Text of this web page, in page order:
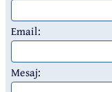
Email:
Mesaj: